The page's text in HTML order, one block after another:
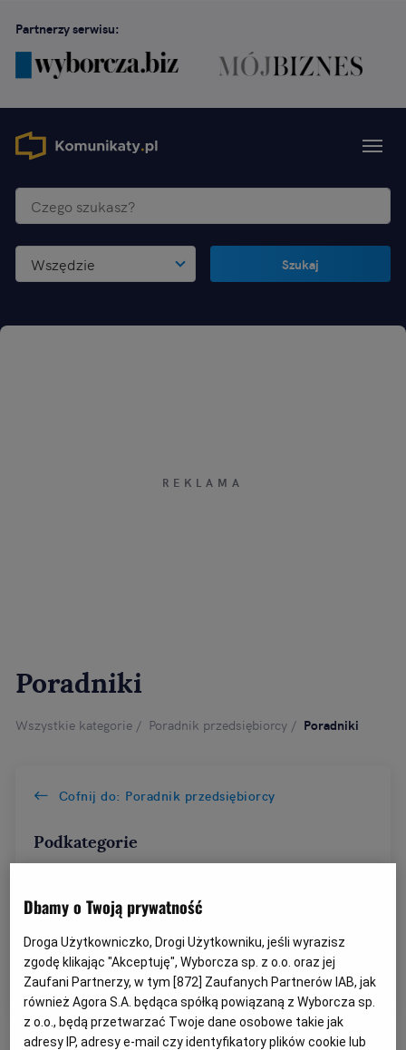
Partnerzy serwisu:
Wszędzie Szukaj
Poradniki
Wszystkie kategorie Poradnik przedsiębiorcy Poradniki
Cofnij do: Poradnik przedsiębiorcy
Podkategorie
Poradniki
Dbamy o Twoją prywatność
Droga Użytkowniczko, Drogi Użytkowniku, jeśli wyrazisz
zgodę klikając "Akceptuję", Wyborcza sp. z o.o. oraz jej
Zaufani Partnerzy, w tym [872] Zaufanych Partnerów IAB, jak
również Agora S.A. będąca spółką powiązaną z Wyborcza sp.
z o.o., będą przetwarzać Twoje dane osobowe takie jak
adresy IP, adresy e-mail czy identyfikatory plików cookie lub